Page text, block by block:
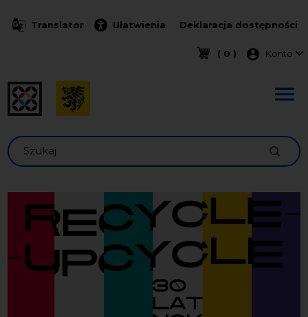
Translator Ułatwienia Deklaracja dostępności
( 0 ) Menu
Konto
Szukaj